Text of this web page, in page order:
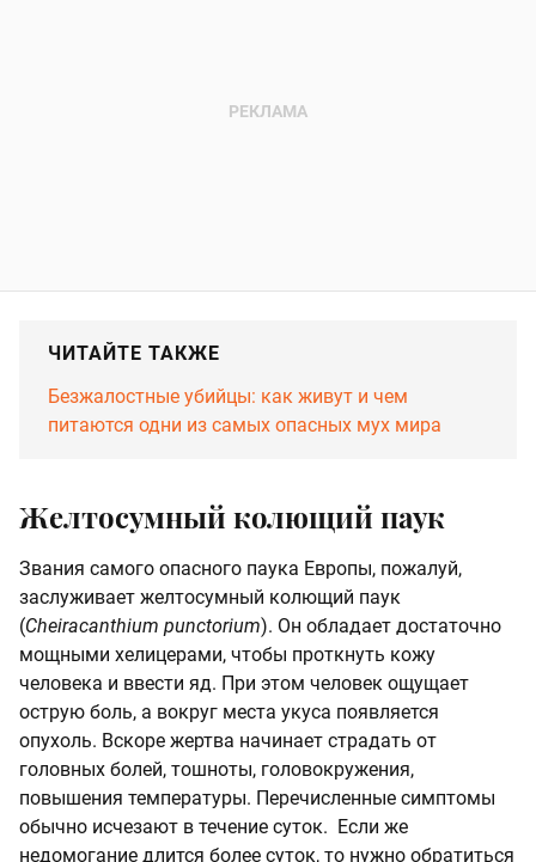
ЧИТАЙТЕ ТАКЖЕ
Безжалостные убийцы: как живут и чем
питаются одни из самых опасных мух мира
Желтосумный колющий паук
Звания самого опасного паука Европы, пожалуй,
заслуживает желтосумный колющий паук
(Cheiracanthium punctorium). Он обладает достаточно
мощными хелицерами, чтобы проткнуть кожу
человека и ввести яд. При этом человек ощущает
острую боль, а вокруг места укуса появляется
опухоль. Вскоре жертва начинает страдать от
головных болей, тошноты, головокружения,
повышения температуры. Перечисленные симптомы
обычно исчезают в течение суток. Если же
недомогание длится более суток, то нужно обратиться